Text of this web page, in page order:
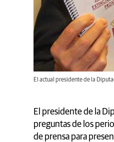
El actual presidente de la
El presidente de la
preguntas de los
de prensa para